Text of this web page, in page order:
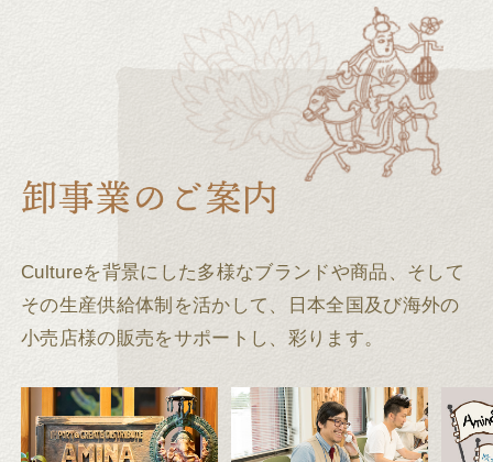
Cultureを背景にした多様なブランドや商品、そして
その生産供給体制を活かして、
日本全国及び海外の
小売店様の販売をサポートし、彩ります。